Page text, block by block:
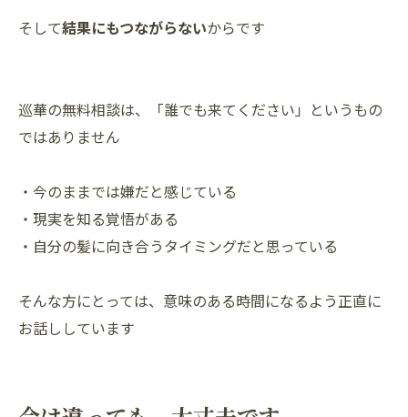
そして結果にもつながらないからです
巡華の無料相談は、「誰でも来てください」というもの
ではありません
・今のままでは嫌だと感じている
・現実を知る覚悟がある
・自分の髪に向き合うタイミングだと思っている
そんな方にとっては、意味のある時間になるよう正直に
お話ししています